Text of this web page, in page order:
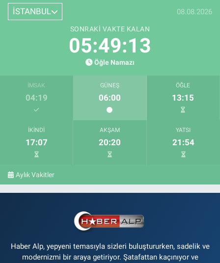
İSTANBUL 08.08.2026
SONRAKI VAKTE KALAN
05:49:12
Öğle Namazı
İMSAK
04:19
GÜNEŞ
06:00
ÖĞLE
13:15
İKINDI
17:07
AKŞAM
20:20
YATSI
21:54
Aylık Vakitler
Haber Alp, yepyeni temasıyla sizleri buluştururken, sadelik ve
modernizmi bir araya getiriyor. Şatafattan kaçınıyor ve